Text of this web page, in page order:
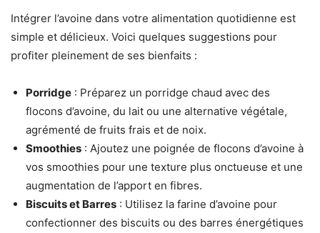
Intégrer l’avoine dans votre alimentation quotidienne est
simple et délicieux. Voici quelques suggestions pour
profiter pleinement de ses bienfaits :
Porridge : Préparez un porridge chaud avec des
flocons d’avoine, du lait ou une alternative végétale,
agrémenté de fruits frais et de noix.
Smoothies : Ajoutez une poignée de flocons d’avoine à
vos smoothies pour une texture plus onctueuse et une
augmentation de l’apport en fibres.
Biscuits et Barres : Utilisez la farine d’avoine pour
confectionner des biscuits ou des barres énergétiques